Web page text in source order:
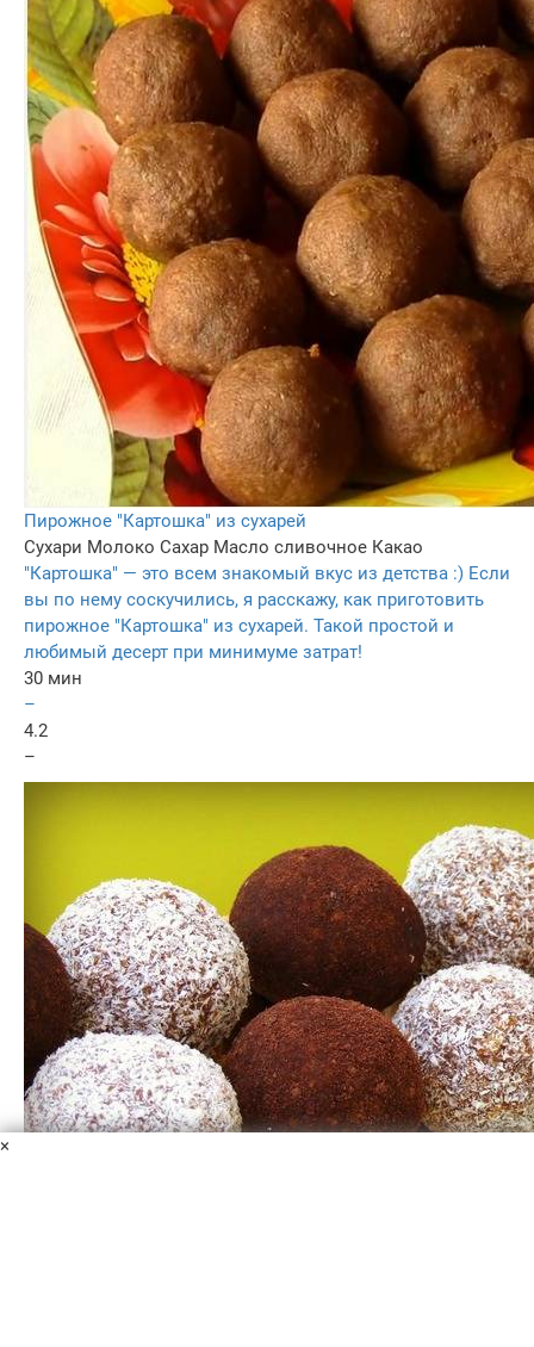
Пирожное "Картошка" из сухарей
Сухари Молоко Сахар Масло сливочное Какао
"Картошка" — это всем знакомый вкус из детства :) Если
вы по нему соскучились, я расскажу, как приготовить
пирожное "Картошка" из сухарей. Такой простой и
любимый десерт при минимуме затрат!
30 мин
–
4.2
–
×